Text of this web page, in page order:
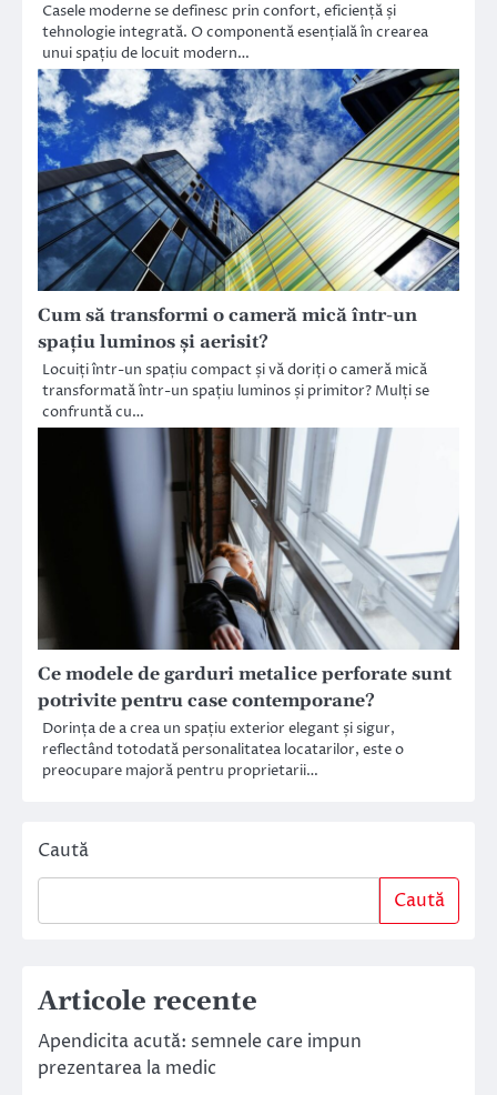
Casele moderne se definesc prin confort, eficiență și
tehnologie integrată. O componentă esențială în crearea
unui spațiu de locuit modern…
Cum să transformi o cameră mică într-un
spațiu luminos și aerisit?
Locuiți într-un spațiu compact și vă doriți o cameră mică
transformată într-un spațiu luminos și primitor? Mulți se
confruntă cu…
Ce modele de garduri metalice perforate sunt
potrivite pentru case contemporane?
Dorința de a crea un spațiu exterior elegant și sigur,
reflectând totodată personalitatea locatarilor, este o
preocupare majoră pentru proprietarii…
Caută
Caută
Articole recente
Apendicita acută: semnele care impun
prezentarea la medic